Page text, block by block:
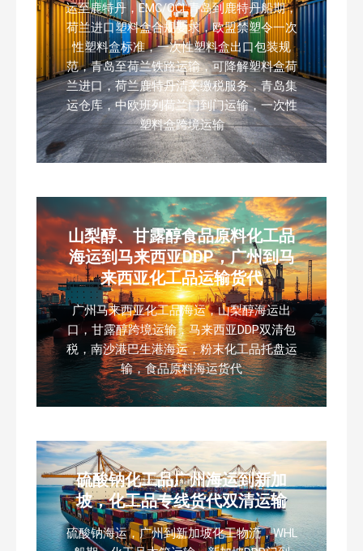
运至鹿特丹，EMC/OCL青岛到鹿特丹船期，
荷兰进口塑料盒合规要求，欧盟禁塑令一次
性塑料盒标准，一次性塑料盒出口包装规
范，青岛至荷兰铁路运输，可降解塑料盒荷
兰进口，荷兰鹿特丹清关缴税服务，青岛集
运仓库，中欧班列荷兰门到门运输，一次性
塑料盒跨境运输
山梨醇、甘露醇食品原料化工品
海运到马来西亚DDP，广州到马
来西亚化工品运输货代
广州马来西亚化工品海运，山梨醇海运出
口，甘露醇跨境运输，马来西亚DDP双清包
税，南沙港巴生港海运，粉末化工品托盘运
输，食品原料海运货代
硫酸钠化工品广州海运到新加
坡，化工品专线货代双清运输
硫酸钠海运，广州到新加坡化工物流，WHL